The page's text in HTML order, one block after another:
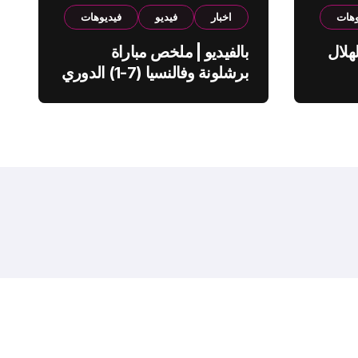
اخبار فيديو فيديوهات
بالفيديو | ملخص مباراة
برشلونة وفالنسيا (7-1) الدوري